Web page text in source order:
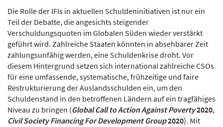
Die Rolle der IFIs in aktuellen Schuldeninitiativen ist nur ein
Teil der Debatte, die angesichts steigender
Verschuldungsquoten im Globalen Süden wieder verstärkt
geführt wird. Zahlreiche Staaten könnten in absehbarer Zeit
zahlungsunfähig werden, eine Schuldenkrise droht. Vor
diesem Hintergrund setzen sich international zahlreiche CSOs
für eine umfassende, systematische, frühzeitige und faire
Restrukturierung der Auslandsschulden ein, um den
Schuldenstand in den betroffenen Ländern auf ein tragfähiges
Niveau zu bringen (Global Call to Action Against Poverty2020,
Civil Society Financing For Development Group2020). Mit